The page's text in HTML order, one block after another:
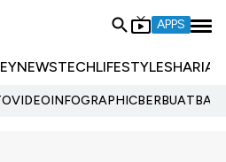
APPS
NEWSTECHLIFESTYLESHARIA
VIDEOINFOGRAPHIC